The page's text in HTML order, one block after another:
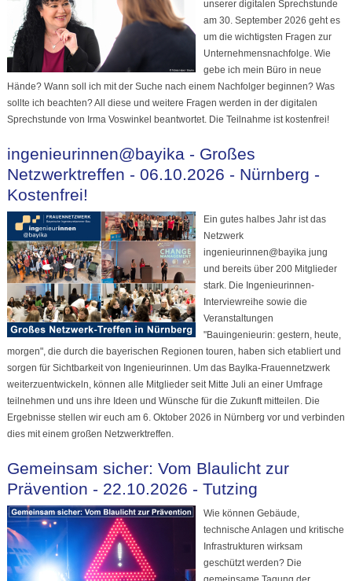
unserer digitalen Sprechstunde
am 30. September 2026 geht es
um die wichtigsten Fragen zur
Unternehmensnachfolge. Wie
gebe ich mein Büro in neue
Hände? Wann soll ich mit der Suche nach einem Nachfolger beginnen? Was
sollte ich beachten? All diese und weitere Fragen werden in der digitalen
Sprechstunde von Irma Voswinkel beantwortet. Die Teilnahme ist kostenfrei!
ingenieurinnen@bayika - Großes
Netzwerktreffen - 06.10.2026 - Nürnberg -
Kostenfrei!
Ein gutes halbes Jahr ist das
Netzwerk
ingenieurinnen@bayika jung
und bereits über 200 Mitglieder
stark. Die Ingenieurinnen-
Interviewreihe sowie die
Veranstaltungen
"Bauingenieurin: gestern, heute,
morgen", die durch die bayerischen Regionen touren, haben sich etabliert und
sorgen für Sichtbarkeit von Ingenieurinnen. Um das BayIka-Frauennetzwerk
weiterzuentwickeln, können alle Mitglieder seit Mitte Juli an einer Umfrage
teilnehmen und uns ihre Ideen und Wünsche für die Zukunft mitteilen. Die
Ergebnisse stellen wir euch am 6. Oktober 2026 in Nürnberg vor und verbinden
dies mit einem großen Netzwerktreffen.
Gemeinsam sicher: Vom Blaulicht zur
Prävention - 22.10.2026 - Tutzing
Wie können Gebäude,
technische Anlagen und kritische
Infrastrukturen wirksam
geschützt werden? Die